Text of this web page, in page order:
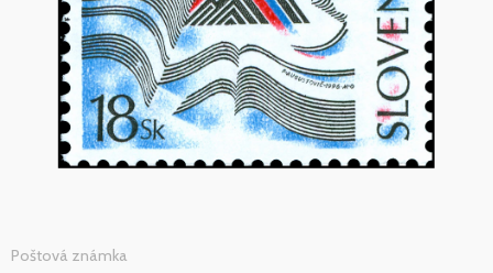
Poštová známka